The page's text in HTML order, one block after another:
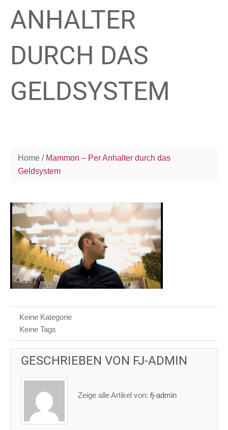
ANHALTER
DURCH DAS
GELDSYSTEM
Home
Mammon – Per Anhalter durch das
Geldsystem
Keine Kategorie
Keine Tags
GESCHRIEBEN VON FJ-ADMIN
Zeige alle Artikel von: fj-admin